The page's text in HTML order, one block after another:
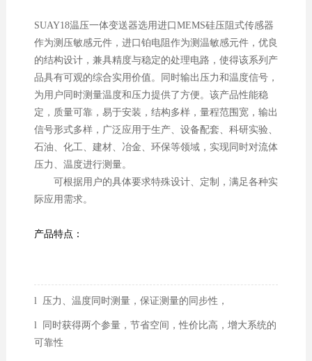
SUAY18温压一体变送器选用进口MEMS硅压阻式传感器
作为测压敏感元件，进口铂电阻作为测温敏感元件，优良
的结构设计，兼具精度与稳定的处理电路，使得该系列产
品具有可观的综合实用价值。同时输出压力和温度信号，
为用户同时测量温度和压力提供了方便。该产品性能稳
定，质量可靠，易于安装，结构多样，量程范围宽，输出
信号形式多样，广泛应用于生产、设备配套、科研实验、
石油、化工、建材、冶金、环保等领域，实现同时对流体
压力、温度进行测量。
可根据用户的具体要求特殊设计、定制，满足各种实
际应用需求。
产品特点：
l 压力、温度同时测量，保证测量的同步性，
l 同时获得两个参量，节省空间，性价比高，增大系统的
可靠性